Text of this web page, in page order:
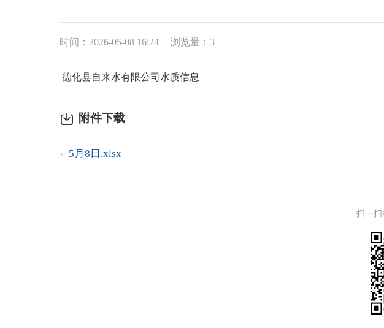
时间：2026-05-08 16:24 浏览量： 3
德化县自来水有限公司水质信息
附件下载
5月8日.xlsx
扫一扫